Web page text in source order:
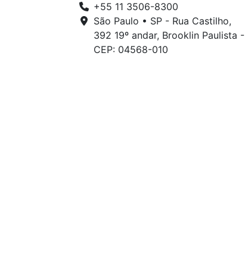
+55 11 3506-8300
São Paulo • SP - Rua Castilho,
392 19º andar, Brooklin Paulista -
CEP: 04568-010